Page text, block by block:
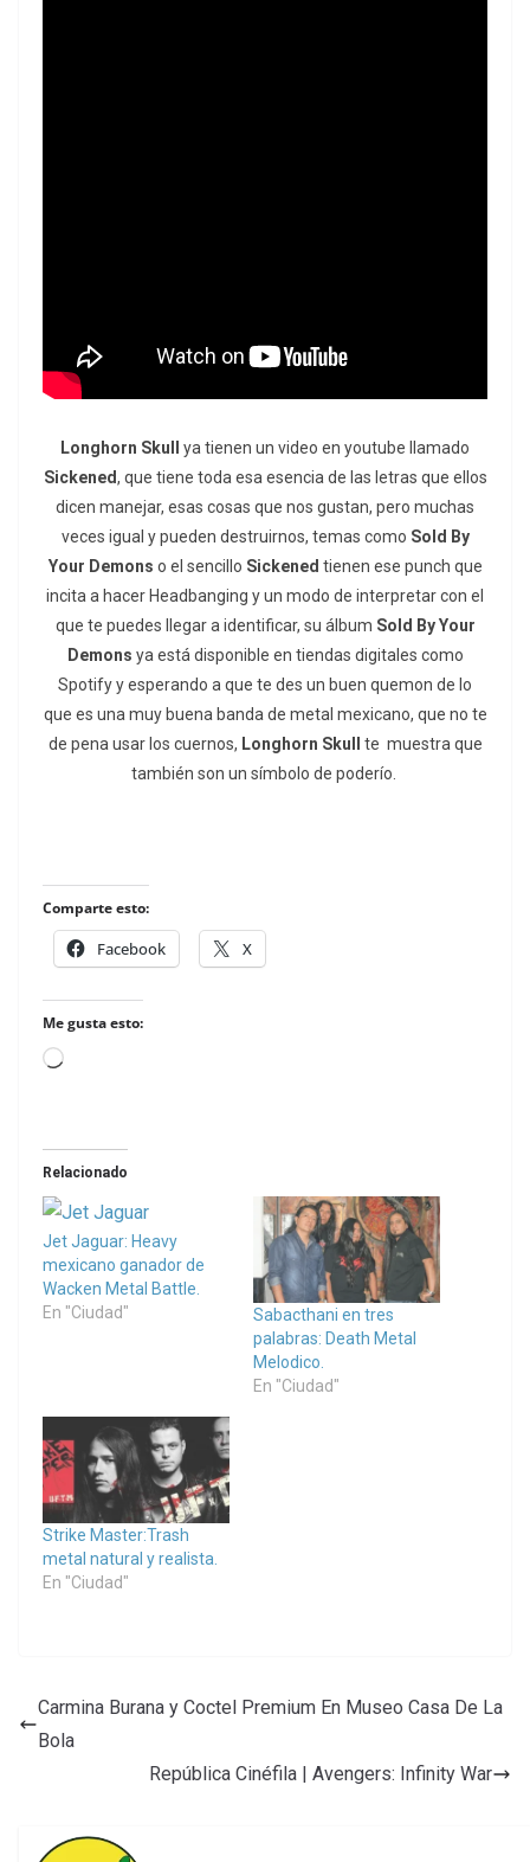
Longhorn Skull ya tienen un video en youtube llamado
Sickened, que tiene toda esa esencia de las letras que ellos
dicen manejar, esas cosas que nos gustan, pero muchas
veces igual y pueden destruirnos, temas como Sold By
Your Demons o el sencillo Sickened tienen ese punch que
incita a hacer Headbanging y un modo de interpretar con el
que te puedes llegar a identificar, su álbum Sold By Your
Demons ya está disponible en tiendas digitales como
Spotify y esperando a que te des un buen quemon de lo
que es una muy buena banda de metal mexicano, que no te
de pena usar los cuernos, Longhorn Skull te muestra que
también son un símbolo de poderío.
Comparte esto:
Facebook X
Me gusta esto:
Loading…
Relacionado
Jet Jaguar: Heavy
mexicano ganador de
Wacken Metal Battle.
En "Ciudad"
Sabacthani en tres
palabras: Death Metal
Melodico.
En "Ciudad"
Strike Master:Trash
metal natural y realista.
En "Ciudad"
Carmina Burana y Coctel Premium En Museo Casa De La
Bola
República Cinéfila | Avengers: Infinity War